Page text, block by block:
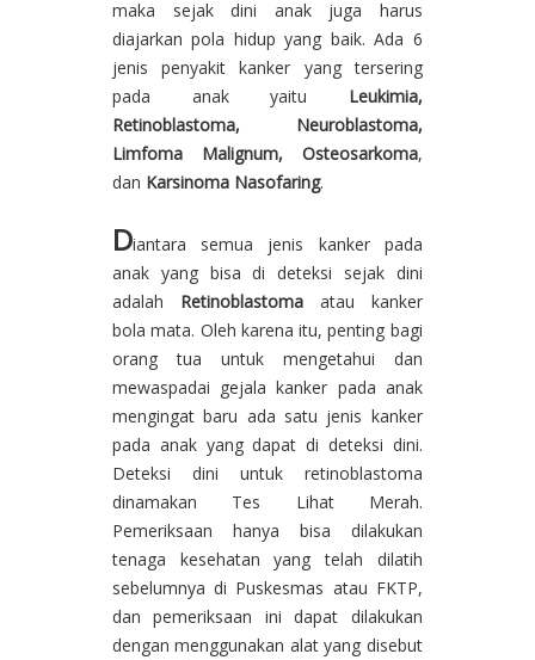
maka sejak dini anak juga harus
diajarkan pola hidup yang baik. Ada 6
jenis penyakit kanker yang tersering
pada anak yaitu Leukimia,
Retinoblastoma, Neuroblastoma,
Limfoma Malignum, Osteosarkoma,
dan Karsinoma Nasofaring.
Diantara semua jenis kanker pada
anak yang bisa di deteksi sejak dini
adalah Retinoblastomaatau kanker
bola mata. Oleh karena itu, penting bagi
orang tua untuk mengetahui dan
mewaspadai gejala kanker pada anak
mengingat baru ada satu jenis kanker
pada anak yang dapat di deteksi dini.
Deteksi dini untuk retinoblastoma
dinamakan Tes Lihat Merah.
Pemeriksaan hanya bisa dilakukan
tenaga kesehatan yang telah dilatih
sebelumnya di Puskesmas atau FKTP,
dan pemeriksaan ini dapat dilakukan
dengan menggunakan alat yang disebut